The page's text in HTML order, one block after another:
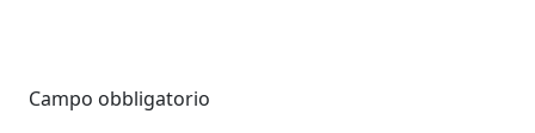
Campo obbligatorio